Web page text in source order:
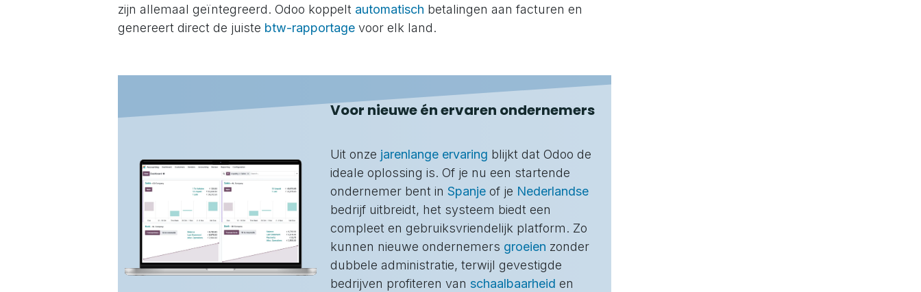
zijn allemaal geïntegreerd. Odoo koppelt automatisch betalingen aan facturen en
genereert direct de juiste btw-rapportage voor elk land.
Voor nieuwe én ervaren ondernemers
Uit onze jarenlange ervaring blijkt dat Odoo de
ideale oplossing is. Of je nu een startende
ondernemer bent in Spanje of je Nederlandse
bedrijf uitbreidt, het systeem biedt een
compleet en gebruiksvriendelijk platform. Zo
kunnen nieuwe ondernemers groeien zonder
dubbele administratie, terwijl gevestigde
bedrijven profiteren van schaalbaarheid en